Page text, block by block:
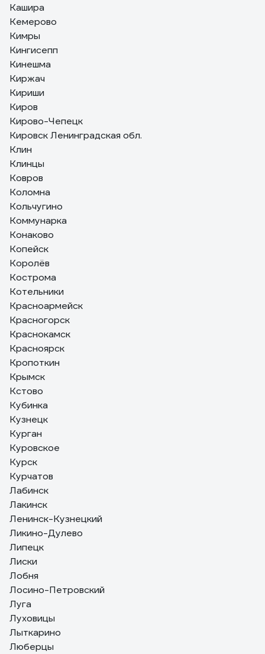
Кашира
Кемерово
Кимры
Кингисепп
Кинешма
Киржач
Кириши
Киров
Кирово-Чепецк
Кировск Ленинградская обл.
Клин
Клинцы
Ковров
Коломна
Кольчугино
Коммунарка
Конаково
Копейск
Королёв
Кострома
Котельники
Красноармейск
Красногорск
Краснокамск
Красноярск
Кропоткин
Крымск
Кстово
Кубинка
Кузнецк
Курган
Куровское
Курск
Курчатов
Лабинск
Лакинск
Ленинск-Кузнецкий
Ликино-Дулево
Липецк
Лиски
Лобня
Лосино-Петровский
Луга
Луховицы
Лыткарино
Люберцы